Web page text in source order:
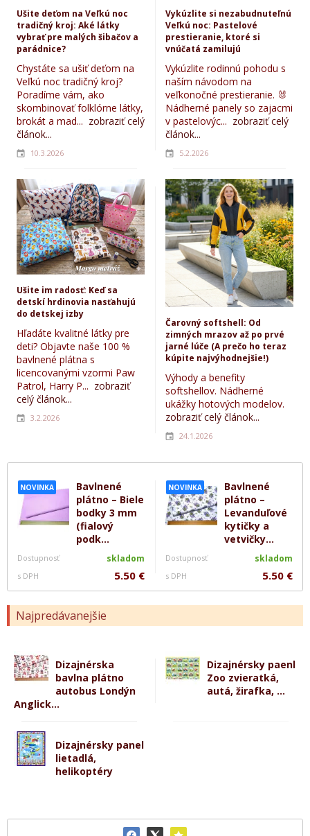
NOVINKA
Bavlnené
plátno – Biele
bodky 3 mm
(fialový
podk...
Dostupnosť skladom
s DPH 5.50 €
NOVINKA
Bavlnené
plátno –
Levanduľové
kytičky a
vetvičky...
Dostupnosť skladom
s DPH 5.50 €
Najpredávanejšie
Dizajnérska
bavlna plátno
autobus Londýn
Anglick...
Dizajnérsky paenl
Zoo zvieratká,
autá, žirafka, ...
Dizajnérsky panel
lietadlá,
helikoptéry
Ušite deťom na Veľkú noc
tradičný kroj: Aké látky
vybrať pre malých šibačov a
parádnice?
Chystáte sa ušiť deťom na
Veľkú noc tradičný kroj?
Poradíme vám, ako
skombinovať folklórne látky,
brokát a mad... zobraziť celý
článok...
10.3.2026
Vykúzlite si nezabudnuteľnú
Veľkú noc: Pastelové
prestieranie, ktoré si
vnúčatá zamilujú
Vykúzlite rodinnú pohodu s
naším návodom na
veľkonočné prestieranie. 🐰
Nádherné panely so zajacmi
v pastelovýc... zobraziť celý
článok...
5.2.2026
Ušite im radosť: Keď sa
detskí hrdinovia nasťahujú
do detskej izby
Hľadáte kvalitné látky pre
deti? Objavte naše 100 %
bavlnené plátna s
licencovanými vzormi Paw
Patrol, Harry P... zobraziť
celý článok...
3.2.2026
Čarovný softshell: Od
zimných mrazov až po prvé
jarné lúče (A prečo ho teraz
kúpite najvýhodnejšie!)
Výhody a benefity
softshellov. Nádherné
ukážky hotových modelov.
zobraziť celý článok...
24.1.2026